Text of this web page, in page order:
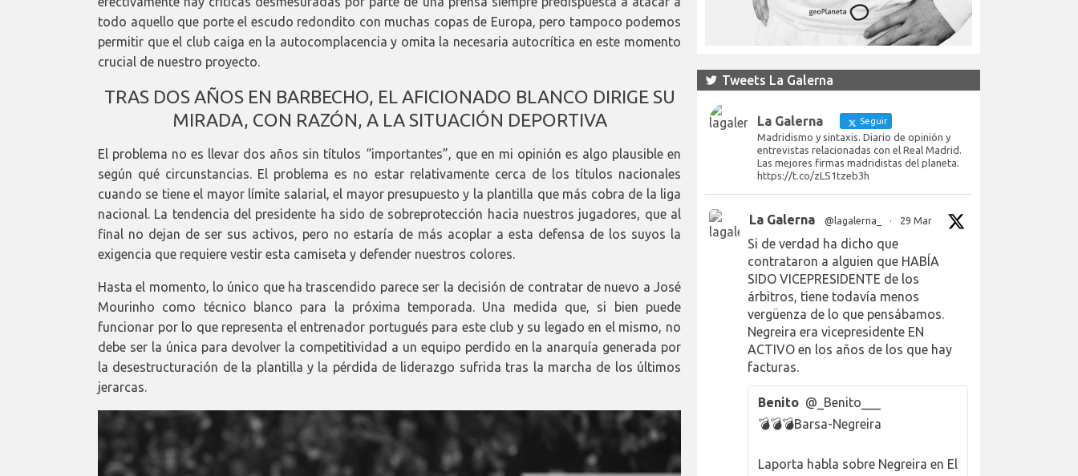
todo aquello que porte el escudo redondito con muchas copas de Europa, pero tampoco podemos
permitir que el club caiga en la autocomplacencia y omita la necesaria autocrítica en este momento
crucial de nuestro proyecto.
TRAS DOS AÑOS EN BARBECHO, EL AFICIONADO BLANCO DIRIGE SU
MIRADA, CON RAZÓN, A LA SITUACIÓN DEPORTIVA
El problema no es llevar dos años sin títulos “importantes”, que en mi opinión es algo plausible en
según qué circunstancias. El problema es no estar relativamente cerca de los títulos nacionales
cuando se tiene el mayor límite salarial, el mayor presupuesto y la plantilla que más cobra de la liga
nacional. La tendencia del presidente ha sido de sobreprotección hacia nuestros jugadores, que al
final no dejan de ser sus activos, pero no estaría de más acoplar a esta defensa de los suyos la
exigencia que requiere vestir esta camiseta y defender nuestros colores.
Hasta el momento, lo único que ha trascendido parece ser la decisión de contratar de nuevo a José
Mourinho como técnico blanco para la próxima temporada. Una medida que, si bien puede
funcionar por lo que representa el entrenador portugués para este club y su legado en el mismo, no
debe ser la única para devolver la competitividad a un equipo perdido en la anarquía generada por
la desestructuración de la plantilla y la pérdida de liderazgo sufrida tras la marcha de los últimos
jerarcas.
Tweets La Galerna
La Galerna Seguir
Madridismo y sintaxis. Diario de opinión y
entrevistas relacionadas con el Real Madrid.
Las mejores firmas madridistas del planeta.
https://t.co/zLS1tzeb3h
La Galerna @lagalerna_ · 29 Mar
Si de verdad ha dicho que
contrataron a alguien que HABÍA
SIDO VICEPRESIDENTE de los
árbitros, tiene todavía menos
vergüenza de lo que pensábamos.
Negreira era vicepresidente EN
ACTIVO en los años de los que hay
facturas.
Benito @_Benito___
💣💣💣Barsa-Negreira
Laporta habla sobre Negreira en El